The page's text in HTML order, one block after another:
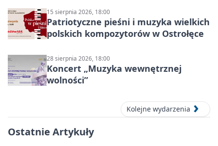
15 sierpnia 2026, 18:00
Patriotyczne pieśni i muzyka wielkich
polskich kompozytorów w Ostrołęce
28 sierpnia 2026, 18:00
Koncert „Muzyka wewnętrznej
wolności”
Kolejne wydarzenia
Ostatnie Artykuły